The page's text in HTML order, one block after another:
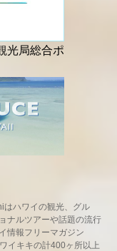
ハワイの観光、グル
ナルツアーや話題の流行
情報フリーマガジン
イキキの計400ヶ所以上